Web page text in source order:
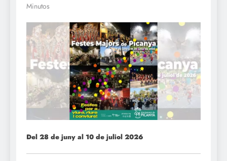
Minutos
Del 28 de juny al 10 de juliol 2026